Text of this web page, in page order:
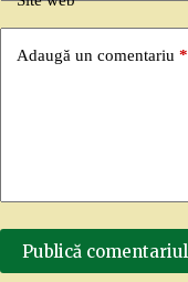
Adaugă un comentariu *
Publică comentariul